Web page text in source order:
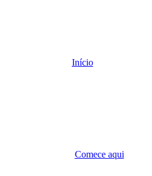
Início
Comece aqui